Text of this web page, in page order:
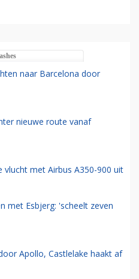
naar Barcelona door
nieuwe route vanaf
met Airbus A350-900 uit
met Esbjerg: 'scheelt zeven
Apollo, Castlelake haakt af